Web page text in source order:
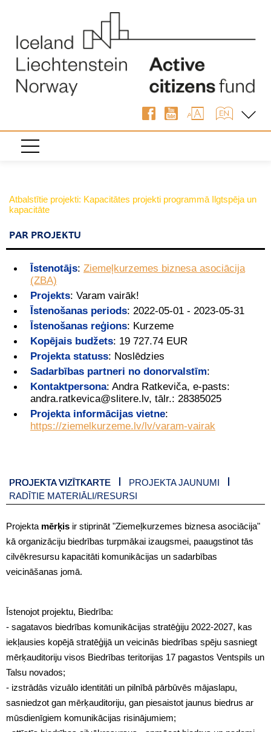
Atbalstītie projekti: Kapacitātes projekti programmā Ilgtspēja un
kapacitāte
PAR PROJEKTU
Īstenotājs: Ziemeļkurzemes biznesa asociācija
(ZBA)
Projekts: Varam vairāk!
Īstenošanas periods: 2022-05-01 - 2023-05-31
Īstenošanas reģions: Kurzeme
Kopējais budžets: 19 727.74 EUR
Projekta statuss: Noslēdzies
Sadarbības partneri no donorvalstīm:
Kontaktpersona: Andra Ratkeviča, e-pasts:
andra.ratkevica@slitere.lv, tālr.: 28385025
Projekta informācijas vietne:
https://ziemelkurzeme.lv/lv/varam-vairak
PROJEKTA VIZĪTKARTE
PROJEKTA JAUNUMI
RADĪTIE MATERIĀLI/RESURSI
Projekta mērķis ir stiprināt "Ziemeļkurzemes biznesa asociācija"
kā organizāciju biedrības turpmākai izaugsmei, paaugstinot tās
cilvēkresursu kapacitāti komunikācijas un sadarbības
veicināšanas jomā.
Īstenojot projektu, Biedrība:
- sagatavos biedrības komunikācijas stratēģiju 2022-2027, kas
iekļausies kopējā stratēģijā un veicinās biedrības spēju sasniegt
mērķauditoriju visos Biedrības teritorijas 17 pagastos Ventspils un
Talsu novados;
- izstrādās vizuālo identitāti un pilnībā pārbūvēs mājaslapu,
sasniedzot gan mērķauditoriju, gan piesaistot jaunus biedrus ar
mūsdienīgiem komunikācijas risinājumiem;